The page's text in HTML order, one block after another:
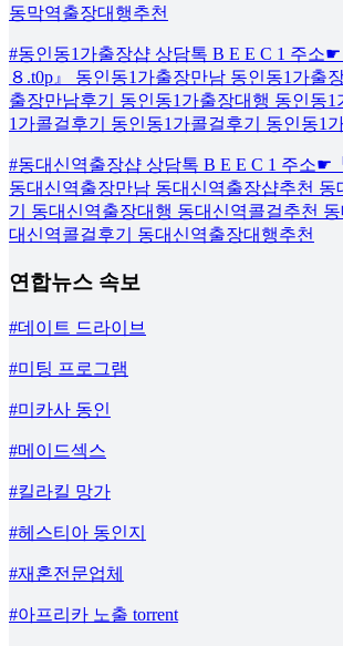
동막역출장대행추천
#동인동1가출장샵 상담톡 B E E C 1 주소☛
８.t0p』 동인동1가출장만남 동인동1가출
출장만남후기 동인동1가출장대행 동인동1
1가콜걸후기 동인동1가콜걸후기 동인동1
#동대신역출장샵 상담톡 B E E C 1 주소☛
동대신역출장만남 동대신역출장샵추천 동
기 동대신역출장대행 동대신역콜걸추천
대신역콜걸후기 동대신역출장대행추천
연합뉴스 속보
#데이트 드라이브
#미팅 프로그램
#미카사 동인
#메이드섹스
#킬라킬 망가
#헤스티아 동인지
#재혼전문업체
#아프리카 노출 torrent